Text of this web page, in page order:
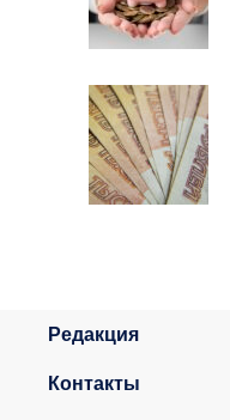
Редакция
Контакты